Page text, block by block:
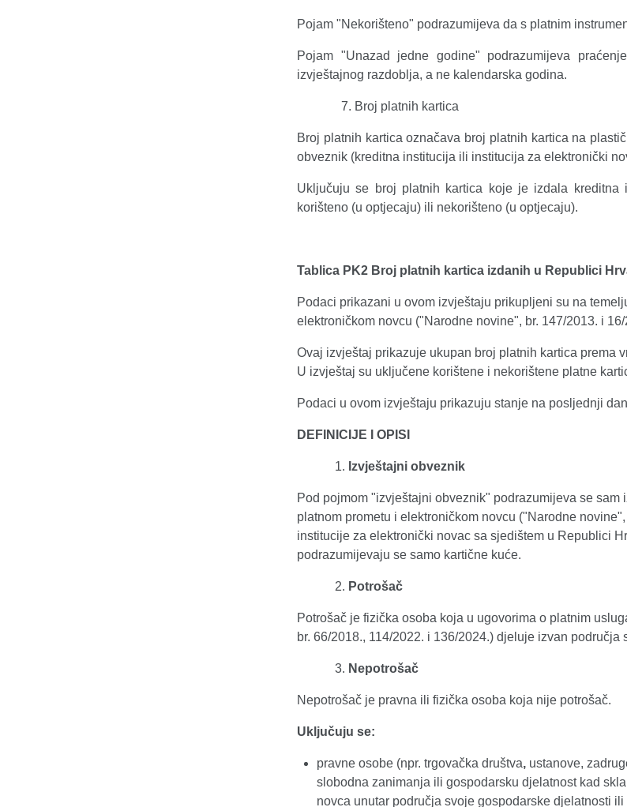
Pojam "Nekorišteno" podrazumijeva da s platnim
Pojam "Unazad jedne godine" podrazumijeva
izvještajnog razdoblja, a ne kalendarska godina.
Broj platnih kartica
Broj platnih kartica označava broj platnih kartica na
obveznik (kreditna institucija ili institucija za elektronički
Uključuju se broj platnih kartica koje je izdala
korišteno (u optjecaju) ili nekorišteno (u optjecaju).
Tablica PK2 Broj platnih kartica izdanih u Republici
Podaci prikazani u ovom izvještaju prikupljeni su na
elektroničkom novcu ("Narodne novine", br. 147/2013. i
Ovaj izvještaj prikazuje ukupan broj platnih kartica prema
U izvještaj su uključene korištene i nekorištene platne
Podaci u ovom izvještaju prikazuju stanje na posljednji
DEFINICIJE I OPISI
Izvještajni obveznik
Pod pojmom "izvještajni obveznik" podrazumijeva se
platnom prometu i elektroničkom novcu ("Narodne
institucije za elektronički novac sa sjedištem u Republici
podrazumijevaju se samo kartične kuće.
Potrošač
Potrošač je fizička osoba koja u ugovorima o platnim
br. 66/2018., 114/2022. i 136/2024.) djeluje izvan
Nepotrošač
Nepotrošač je pravna ili fizička osoba koja nije potrošač.
Uključuju se:
pravne osobe (npr. trgovačka društva, ustanove,
slobodna zanimanja ili gospodarsku djelatnost kad
novca unutar područja svoje gospodarske djelatnosti